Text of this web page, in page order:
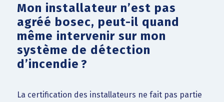
Mon installateur n’est pas
agréé bosec, peut-il quand
même intervenir sur mon
système de détection
d’incendie ?
La certification des installateurs ne fait pas partie